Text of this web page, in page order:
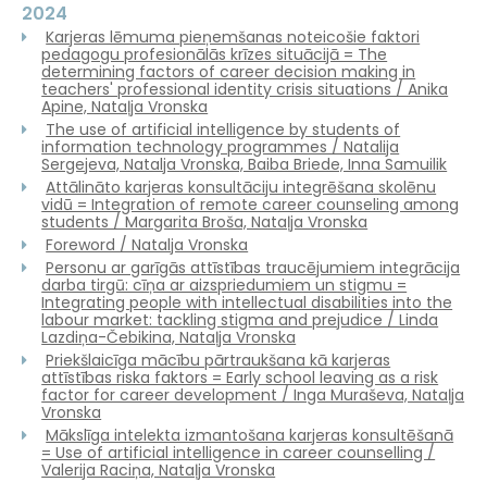
2024
Karjeras lēmuma pieņemšanas noteicošie faktori
pedagogu profesionālās krīzes situācijā = The
determining factors of career decision making in
teachers' professional identity crisis situations / Anika
Apine, Nataļja Vronska
The use of artificial intelligence by students of
information technology programmes / Natalija
Sergejeva, Natalja Vronska, Baiba Briede, Inna Samuilik
Attālināto karjeras konsultāciju integrēšana skolēnu
vidū = Integration of remote career counseling among
students / Margarita Broša, Nataļja Vronska
Foreword / Natalja Vronska
Personu ar garīgās attīstības traucējumiem integrācija
darba tirgū: cīņa ar aizspriedumiem un stigmu =
Integrating people with intellectual disabilities into the
labour market: tackling stigma and prejudice / Linda
Lazdiņa-Čebikina, Nataļja Vronska
Priekšlaicīga mācību pārtraukšana kā karjeras
attīstības riska faktors = Early school leaving as a risk
factor for career development / Inga Muraševa, Nataļja
Vronska
Mākslīga intelekta izmantošana karjeras konsultēšanā
= Use of artificial intelligence in career counselling /
Valerija Raciņa, Nataļja Vronska